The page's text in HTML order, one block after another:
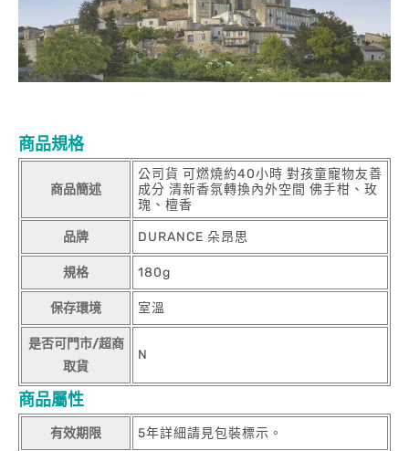
商品規格
商品簡述
公司貨 可燃燒約40小時 對孩童寵物友善
成分 清新香氛轉換內外空間 佛手柑、玫
瑰、檀香
品牌 DURANCE 朵昂思
規格 180g
保存環境 室溫
是否可門市/超商
取貨
N
商品屬性
有效期限 5年詳細請見包裝標示。